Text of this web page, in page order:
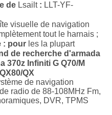
deLsailt : LLT-YF-
visuelle de navigation
tout le harnais ;
: pourles la plupart
de recherche d'armada
370z Infiniti G Q70/M
QX
de navigation
radio de 88-108MHz Fm,
DVR, TPMS